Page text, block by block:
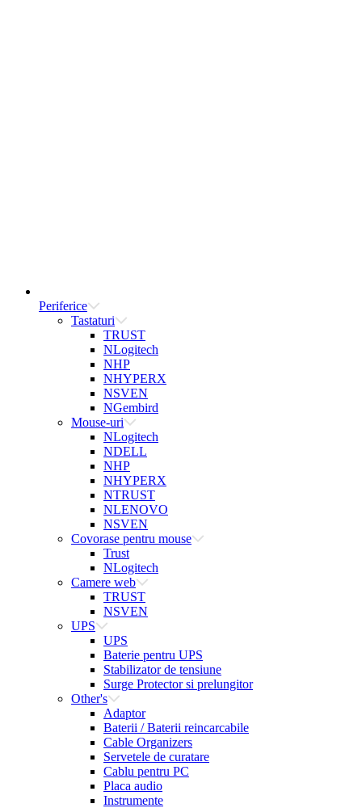
Periferice
Tastaturi
TRUST
NLogitech
NHP
NHYPERX
NSVEN
NGembird
Mouse-uri
NLogitech
NDELL
NHP
NHYPERX
NTRUST
NLENOVO
NSVEN
Covorase pentru mouse
Trust
NLogitech
Camere web
TRUST
NSVEN
UPS
UPS
Baterie pentru UPS
Stabilizator de tensiune
Surge Protector si prelungitor
Other's
Adaptor
Baterii / Baterii reincarcabile
Cable Organizers
Servetele de curatare
Cablu pentru PC
Placa audio
Instrumente